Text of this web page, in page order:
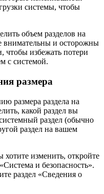
системы, чтобы
объем разделов на
внимательны и осторожны
избежать потери
с системой.
размера
размера раздела на
какой раздел вы
раздел (обычно
раздел на вашем
хотите изменить, откройте
и безопасность».
раздел «Сведения о